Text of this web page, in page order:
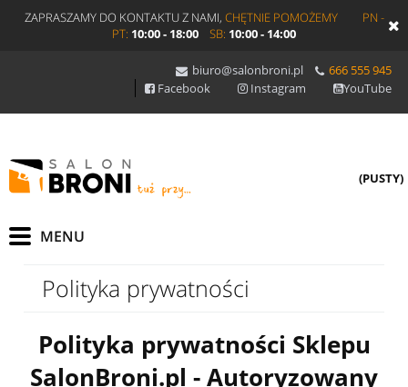
ZAPRASZAMY DO KONTAKTU Z NAMI, CHĘTNIE POMOŻEMY
PN -
PT: 10:00 - 18:00 SB: 10:00 - 14:00
biuro@salonbroni.pl
666 555 945
Facebook
Instagram YouTube
(PUSTY)
Polityka prywatności
Polityka prywatności Sklepu
SalonBroni.pl - Autoryzowany